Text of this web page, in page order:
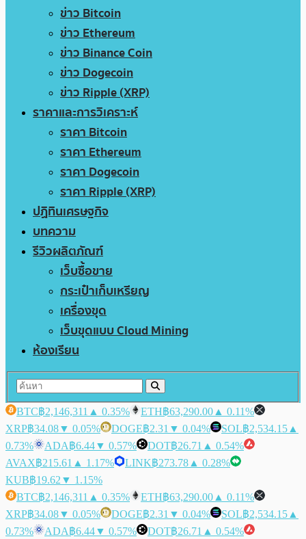
ข่าว Bitcoin
ข่าว Ethereum
ข่าว Binance Coin
ข่าว Dogecoin
ข่าว Ripple (XRP)
ราคาและการวิเคราะห์
ราคา Bitcoin
ราคา Ethereum
ราคา Dogecoin
ราคา Ripple (XRP)
ปฏิทินเศรษฐกิจ
บทความ
รีวิวผลิตภัณฑ์
เว็บซื้อขาย
กระเป๋าเก็บเหรียญ
เครื่องขุด
เว็บขุดแบบ Cloud Mining
ห้องเรียน
BTC฿2,146,311 ▲ 0.35% ETH฿63,290.00 ▲ 0.11%
XRP฿34.08▼ 0.05% DOGE฿2.31 ▼ 0.04% SOL฿2,534.15 ▲
0.73%
ADA฿6.44▼ 0.57% DOT฿26.71 ▲ 0.54%
AVAX฿215.61 ▲ 1.17% LINK฿273.78 ▲ 0.28%
KUB฿19.62 ▼ 1.15%
BTC฿2,146,311 ▲ 0.35% ETH฿63,290.00 ▲ 0.11%
XRP฿34.08▼ 0.05% DOGE฿2.31 ▼ 0.04% SOL฿2,534.15 ▲
0.73%
ADA฿6.44▼ 0.57% DOT฿26.71 ▲ 0.54%